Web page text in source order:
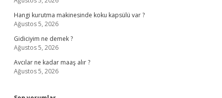
Hangi kurutma makinesinde koku kapsülü var ?
Ağustos 5, 2026
Gidiciyim ne demek ?
Ağustos 5, 2026
Avcılar ne kadar maaş alır ?
Ağustos 5, 2026